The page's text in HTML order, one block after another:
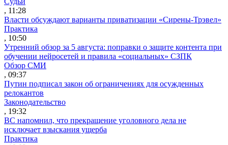
, 11:28
Власти обсуждают варианты приватизации «Сирены-Трэвел»
Практика
, 10:50
Утренний обзор за 5 августа: поправки о защите контента при
обучении нейросетей и правила «социальных» СЗПК
Обзор СМИ
, 09:37
Путин подписал закон об ограничениях для осужденных
релокантов
Законодательство
, 19:32
ВС напомнил, что прекращение уголовного дела не
исключает взыскания ущерба
Практика